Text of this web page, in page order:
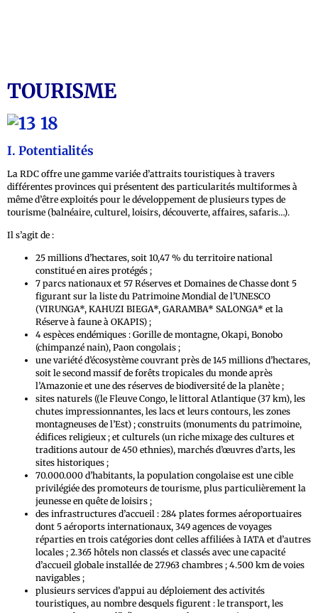
TOURISME
I. Potentialités
La RDC offre une gamme variée d’attraits touristiques à travers
différentes provinces qui présentent des particularités multiformes à
même d’être exploités pour le développement de plusieurs types de
tourisme (balnéaire, culturel, loisirs, découverte, affaires, safaris…).
Il s’agit de :
25 millions d’hectares, soit 10,47 % du territoire national
constitué en aires protégés ;
7 parcs nationaux et 57 Réserves et Domaines de Chasse dont 5
figurant sur la liste du Patrimoine Mondial de l’UNESCO
(VIRUNGA*, KAHUZI BIEGA*, GARAMBA* SALONGA* et la
Réserve à faune à OKAPIS) ;
4 espèces endémiques : Gorille de montagne, Okapi, Bonobo
(chimpanzé nain), Paon congolais ;
une variété d’écosystème couvrant près de 145 millions d’hectares,
soit le second massif de forêts tropicales du monde après
l’Amazonie et une des réserves de biodiversité de la planète ;
sites naturels ((le Fleuve Congo, le littoral Atlantique (37 km), les
chutes impressionnantes, les lacs et leurs contours, les zones
montagneuses de l’Est) ; construits (monuments du patrimoine,
édifices religieux ; et culturels (un riche mixage des cultures et
traditions autour de 450 ethnies), marchés d’œuvres d’arts, les
sites historiques ;
70.000.000 d’habitants, la population congolaise est une cible
privilégiée des promoteurs de tourisme, plus particulièrement la
jeunesse en quête de loisirs ;
des infrastructures d’accueil : 284 plates formes aéroportuaires
dont 5 aéroports internationaux, 349 agences de voyages
réparties en trois catégories dont celles affiliées à IATA et d’autres
locales ; 2.365 hôtels non classés et classés avec une capacité
d’accueil globale installée de 27.963 chambres ; 4.500 km de voies
navigables ;
plusieurs services d’appui au déploiement des activités
touristiques, au nombre desquels figurent : le transport, les